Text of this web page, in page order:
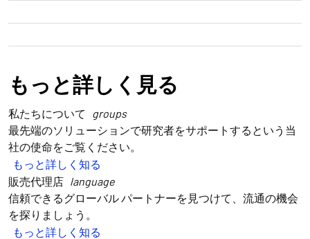
もっと詳しく見る
私たちについて
groups
最先端のソリューションで研究者をサポートするという当
社の使命をご覧ください。
もっと詳しく知る
販売代理店 language
信頼できるグローバル パートナーを見つけて、流通の機会
を探りましょう。
もっと詳しく知る